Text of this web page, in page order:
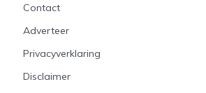
Contact
Adverteer
Privacyverklaring
Disclaimer